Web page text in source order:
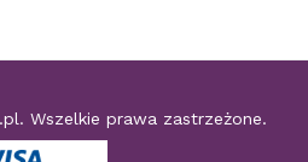
. Wszelkie prawa zastrzeżone.